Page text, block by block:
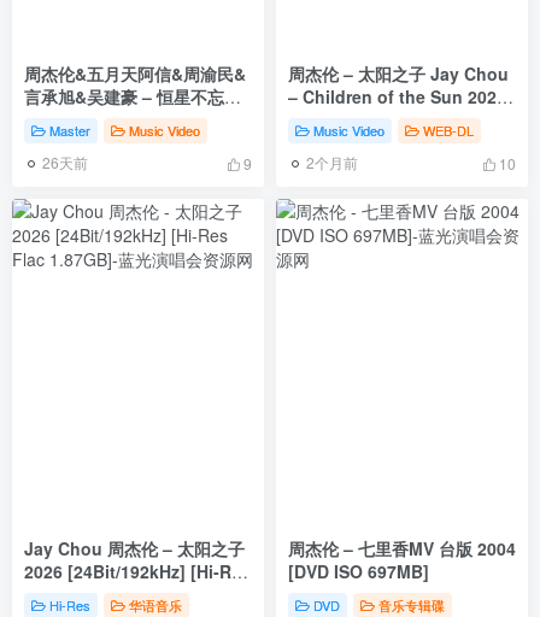
周杰伦&五月天阿信&周渝民&
言承旭&吴建豪 – 恒星不忘
[4K 2160P] [Master MP4
1.17GB]
Master Music Video
26天前 9
周杰伦 – 太阳之子 Jay Chou
– Children of the Sun 2026
2160p WEB-DL AVC AA
[WEB-DL MKV 1005.9MB]
Music Video WEB-DL
2个月前 10
Jay Chou 周杰伦 – 太阳之子
2026 [24Bit/192kHz] [Hi-Res
Flac 1.87GB]
Hi-Res 华语音乐
周杰伦 – 七里香MV 台版 2004
[DVD ISO 697MB]
DVD 音乐专辑碟